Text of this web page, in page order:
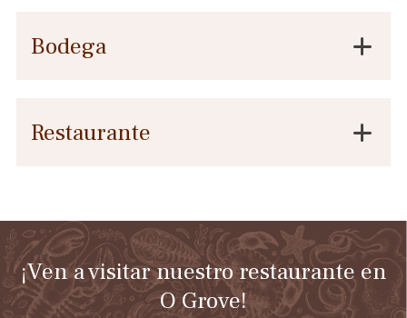
Bodega
Restaurante
¡Ven a visitar nuestro restaurante en
O Grove!